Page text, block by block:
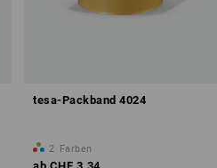
tesa-Packband 4024
2 Farben